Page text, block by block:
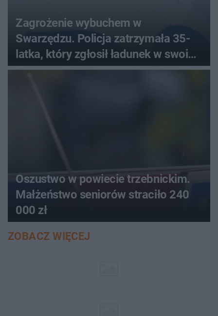
Zagrożenie wybuchem w
Swarzędzu. Policja zatrzymała 35-
latka, który zgłosił ładunek w swoim
aucie
Oszustwo w powiecie trzebnickim.
Małżeństwo seniorów straciło 240
000 zł
ZOBACZ WIĘCEJ